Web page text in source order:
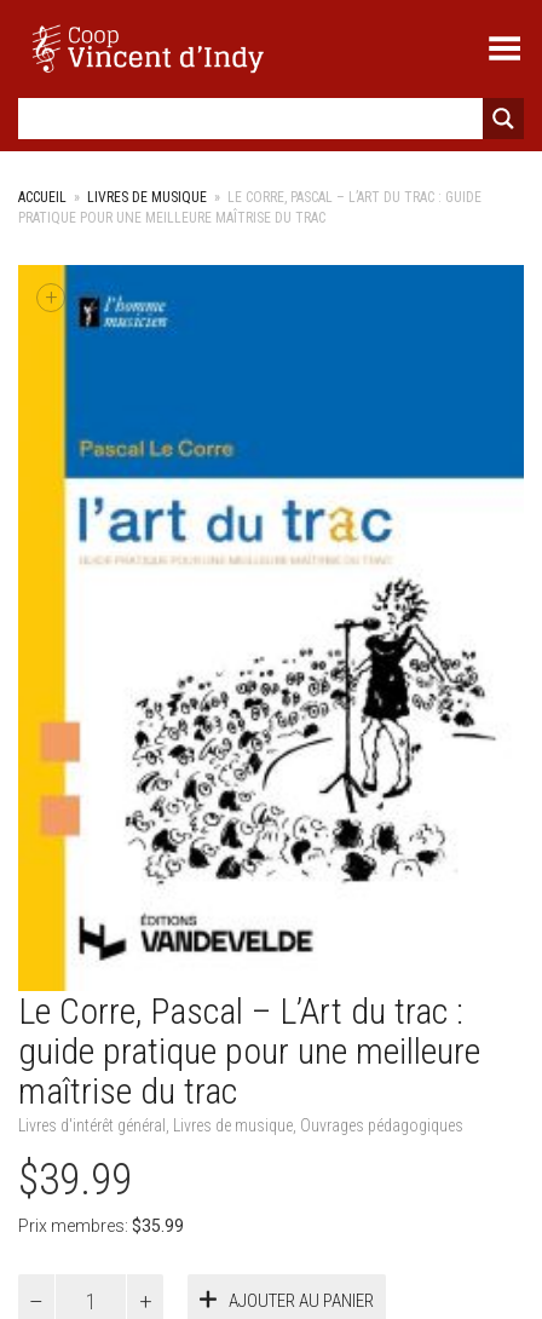
Toggle Menu
ACCUEIL » LIVRES DE MUSIQUE » LE CORRE, PASCAL – L’ART DU TRAC : GUIDE
PRATIQUE POUR UNE MEILLEURE MAÎTRISE DU TRAC
+
Le Corre, Pascal – L’Art du trac :
guide pratique pour une meilleure
maîtrise du trac
Livres d'intérêt général Livres de musique Ouvrages pédagogiques
$39.99
Prix membres: $35.99
AJOUTER AU PANIER